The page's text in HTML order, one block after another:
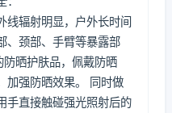
线辐射明显，户外长时间
、颈部、手臂等暴露部
晒护肤品，佩戴防晒
加强防晒效果。 同时做
手直接触碰强光照射后的